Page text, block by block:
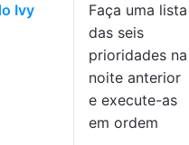
Ivy
Faça uma lista
das seis
prioridades na
noite anterior
e execute-as
em ordem